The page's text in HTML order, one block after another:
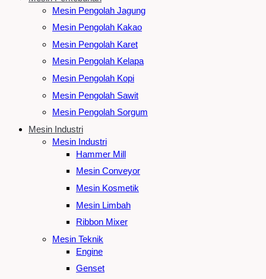
Mesin Pengolah Jagung
Mesin Pengolah Kakao
Mesin Pengolah Karet
Mesin Pengolah Kelapa
Mesin Pengolah Kopi
Mesin Pengolah Sawit
Mesin Pengolah Sorgum
Mesin Industri
Mesin Industri
Hammer Mill
Mesin Conveyor
Mesin Kosmetik
Mesin Limbah
Ribbon Mixer
Mesin Teknik
Engine
Genset